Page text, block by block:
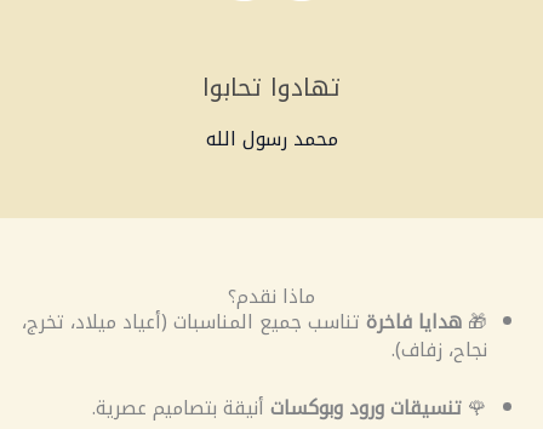
تهادوا تحابوا
محمد رسول الله
ماذا نقدم؟
🎁هدايا فاخرة تناسب جميع المناسبات (أعياد ميلاد، تخرج،
نجاح، زفاف).
🌹تنسيقات ورود وبوكسات أنيقة بتصاميم عصرية.